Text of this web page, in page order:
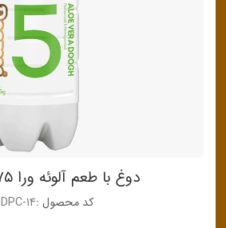
دوغ با طعم آلوئه ورا ۱۳۷۵ گرم
کد محصول :DPC-14